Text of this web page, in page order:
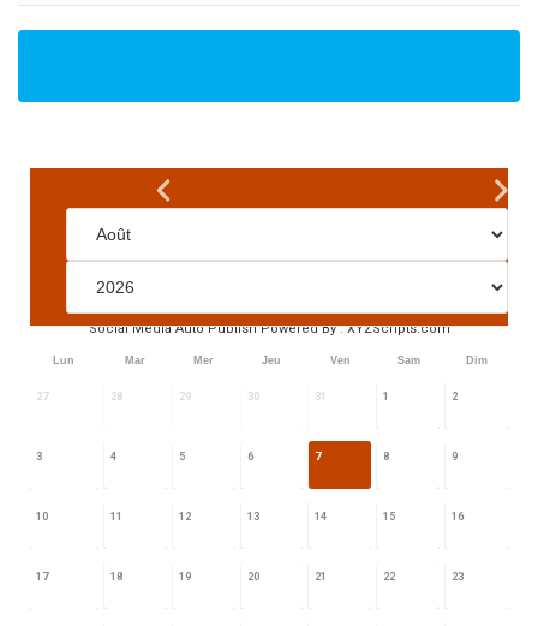
Lun Mar Mer Jeu Ven Sam Dim
27 28 29 30 31 1 2
3 4 5 6 7 8 9
10 11 12 13 14 15 16
17 18 19 20 21 22 23
Social Media Auto PublishPowered By :XYZScripts.com